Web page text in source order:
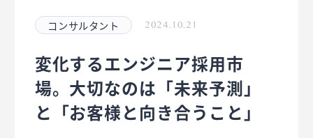
コンサルタント 2024.10.21
変化するエンジニア採用市
場。大切なのは「未来予測」
と「お客様と向き合うこと」